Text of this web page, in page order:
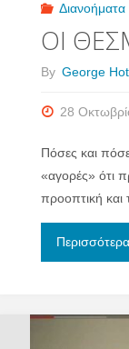
Διανοήματα
ΟΙ
By George
28
Πόσες και
«αγορές» ότι
προοπτική και
Περισσότερα